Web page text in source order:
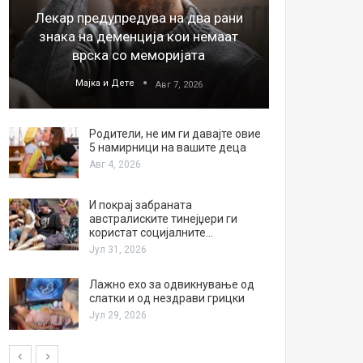
Лекар предупредува на два рани
знака на деменција кои немаат
врска со меморијата
Мајка и Дете Авг 7, 2026
Родители, не им ги давајте овие
5 намирници на вашите деца
Авг 4, 2026
И покрај забраната
австралиските тинејџери ги
користат социјалните…
Јул 31, 2026
Лажно ехо за одвикнување од
слатки и од нездрави грицки
Јул 29, 2026